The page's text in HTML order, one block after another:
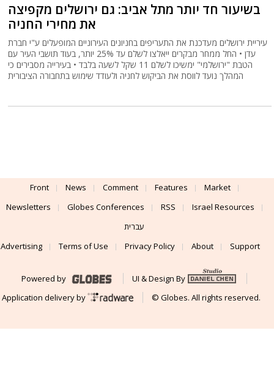
בשיעור חד יותר מתל אביב: גם ירושלים מקפיצה
את מחירי החניה
עיריית ירושלים מעדכנת את התעריפים בחניונים העירוניים המופעלים ע"י חברת
עדן • החל ממחר מבקרים ייאלצו לשלם עד 25% יותר, בעוד תושבי העיר עם
הטבת "ירושלמי" ימשיכו לשלם 11 שקל לשעה בלבד • בעירייה מסבירים כי
המהלך נועד לווסת את הביקוש לחניה ולעודד שימוש בתחבורה הציבורית
Front News Comment Features
Market
Newsletters
Globes Conferences RSS
Israel Resources
עברית
Advertising
Terms of Use Privacy Policy About Support
Powered by
UI & Design By
Application delivery by
© Globes. All rights reserved.